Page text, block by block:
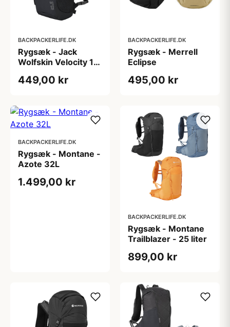
BACKPACKERLIFE.DK
Rygsæk - Jack
Wolfskin Velocity 12
449,00 kr
BACKPACKERLIFE.DK
Rygsæk - Merrell
Eclipse
495,00 kr
BACKPACKERLIFE.DK
Rygsæk - Montane -
Azote 32L
1.499,00 kr
BACKPACKERLIFE.DK
Rygsæk - Montane
Trailblazer - 25 liter
899,00 kr